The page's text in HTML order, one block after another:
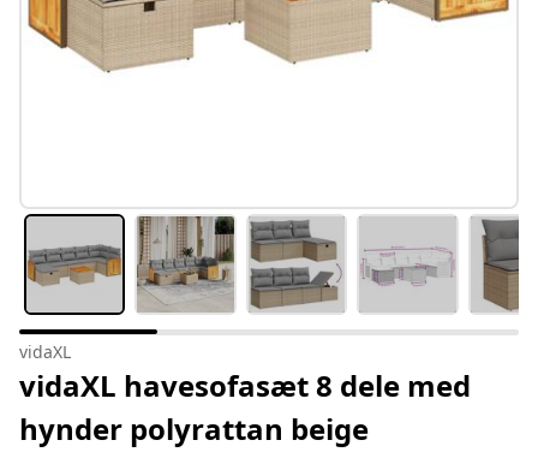
vidaXL
vidaXL havesofasæt 8 dele med
hynder polyrattan beige